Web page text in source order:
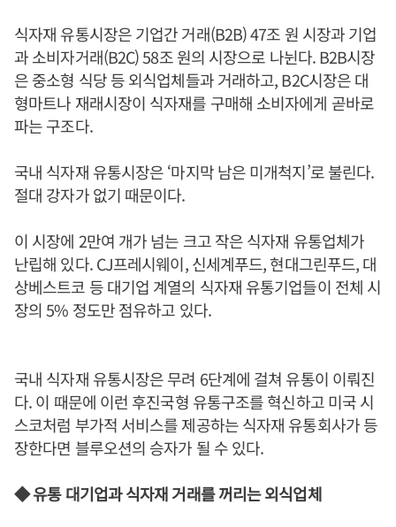
식자재 유통시장은 기업간 거래(B2B) 47조 원 시장과 기업
과 소비자거래(B2C) 58조 원의 시장으로 나뉜다. B2B시장
은 중소형 식당 등 외식업체들과 거래하고, B2C시장은 대
형마트나 재래시장이 식자재를 구매해 소비자에게 곧바로
파는 구조다.
국내 식자재 유통시장은 ‘마지막 남은 미개척지’로 불린다.
절대 강자가 없기 때문이다.
이 시장에 2만여 개가 넘는 크고 작은 식자재 유통업체가
난립해 있다. CJ프레시웨이, 신세계푸드, 현대그린푸드, 대
상베스트코 등 대기업 계열의 식자재 유통기업들이 전체 시
장의 5% 정도만 점유하고 있다.
국내 식자재 유통시장은 무려 6단계에 걸쳐 유통이 이뤄진
다. 이 때문에 이런 후진국형 유통구조를 혁신하고 미국 시
스코처럼 부가적 서비스를 제공하는 식자재 유통회사가 등
장한다면 블루오션의 승자가 될 수 있다.
◆ 유통 대기업과 식자재 거래를 꺼리는 외식업체